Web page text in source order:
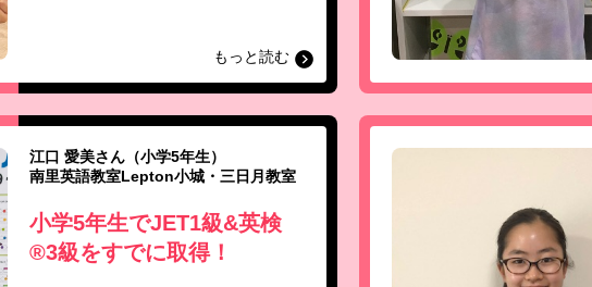
もっと読む
江口 愛美さん（小学5年生）
南里英語教室Lepton小城・三日月教室
小学5年生でJET1級&英検
®3級をすでに取得！